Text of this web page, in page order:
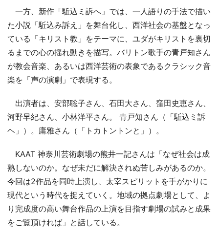
一方、新作「駈込ミ訴へ」では、一人語りの手法で描い
た小説「駈込み訴え」を舞台化し、西洋社会の基盤となっ
ている「キリスト教」をテーマに、ユダがキリストを裏切
るまでの心の揺れ動きを描写。バリトン歌手の青戸知さん
が教会音楽、あるいは西洋芸術の表象であるクラシック音
楽を「声の演劇」で表現する。
出演者は、安部聡子さん、石田大さん、窪田史恵さん、
河野早紀さん、小林洋平さん。 青戸知さん（「駈込ミ訴
ヘ」）。庸雅さん（「トカトントンと」）。
KAAT 神奈川芸術劇場の熊井一記さんは「なぜ社会は成
熟しないのか。なぜ未だに解決されぬ苦しみがあるのか。
今回は2作品を同時上演し、太宰スピリットを手がかりに
現代という時代を捉えていく。地域の拠点劇場として、よ
り完成度の高い舞台作品の上演を目指す劇場の試みと成果
をご覧頂ければ」と話している。